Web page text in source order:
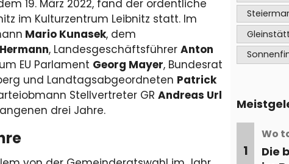
dem 19. März 2022, fand der ordentliche
im Kulturzentrum Leibnitz statt. Im
Mario Kunasek, dem
, LandesgeschäftsführerAnton
EU Parlament Georg Mayer, Bundesrat
und Landtagsabgeordneten Patrick
Stellvertreter GRAndreas Url
drei Jahre.
1
Wo
Die